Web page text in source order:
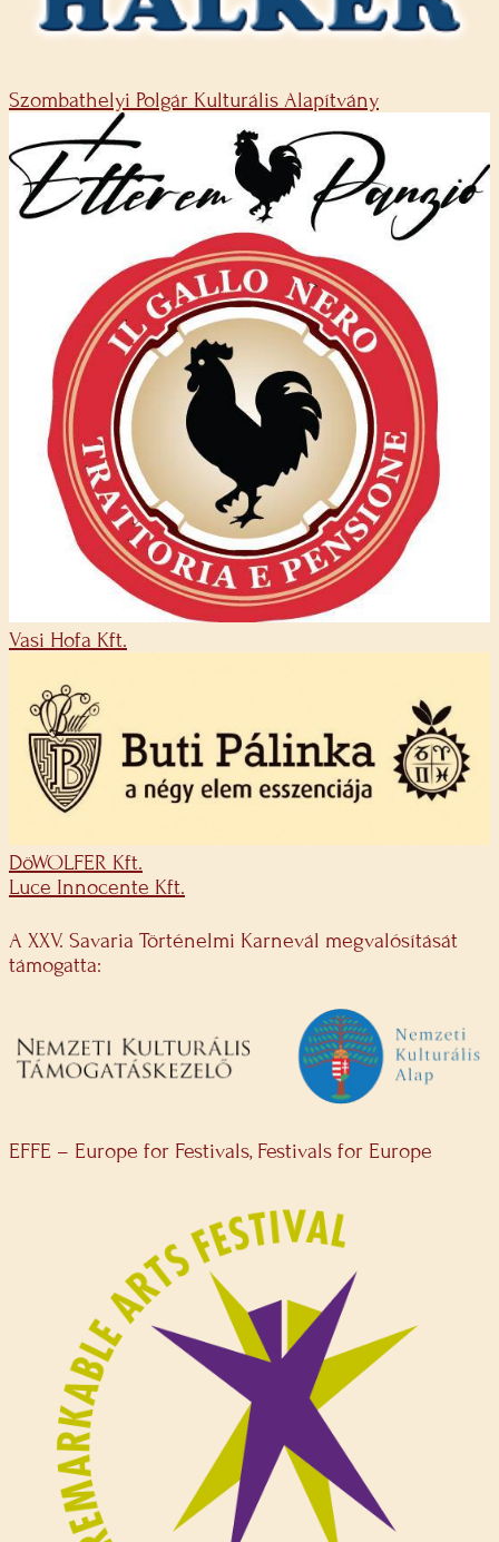
Szombathelyi Polgár Kulturális Alapítvány
Vasi Hofa Kft.
DöWOLFER Kft.
Luce Innocente Kft.
A XXV. Savaria Történelmi Karnevál megvalósítását
támogatta:
EFFE – Europe for Festivals, Festivals for Europe